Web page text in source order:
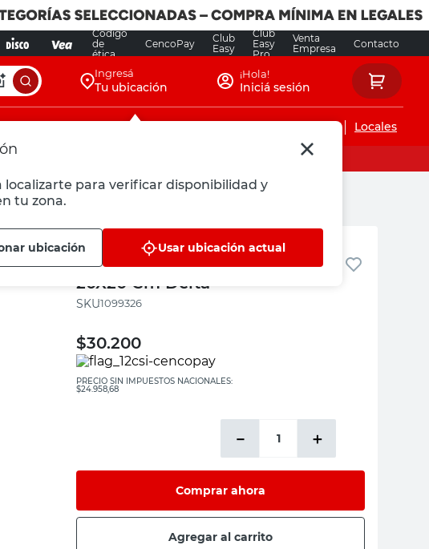
Código
de
ética
CencoPay
Club
Easy
Club
Easy
Pro
Venta
Empresa
Contacto
Ingresá
Tu ubicación
localizarte para verificar disponibilidad y
tu zona.
ubicación Usar ubicación actual
¡Hola!
Iniciá sesión
Servicios de instalaciones Locales
Delta
Tapa Ciega Acero Inoxidable
20X20 Cm Delta
:1099326
$30.200
PRECIO SIN IMPUESTOS NACIONALES:
$24.958,68
＋
－
Comprar ahora
Agregar al carrito